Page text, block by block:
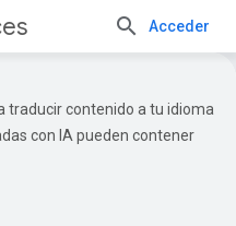
Acceder
traducir contenido a tu idioma
con IA pueden contener